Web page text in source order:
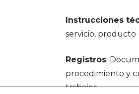
Instrucciones
servicio, producto
Registros:
procedimiento y
trabajos.